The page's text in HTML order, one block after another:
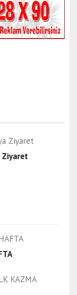
Ziyaret